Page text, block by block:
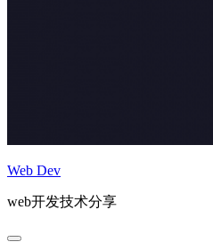
Web Dev
web开发技术分享